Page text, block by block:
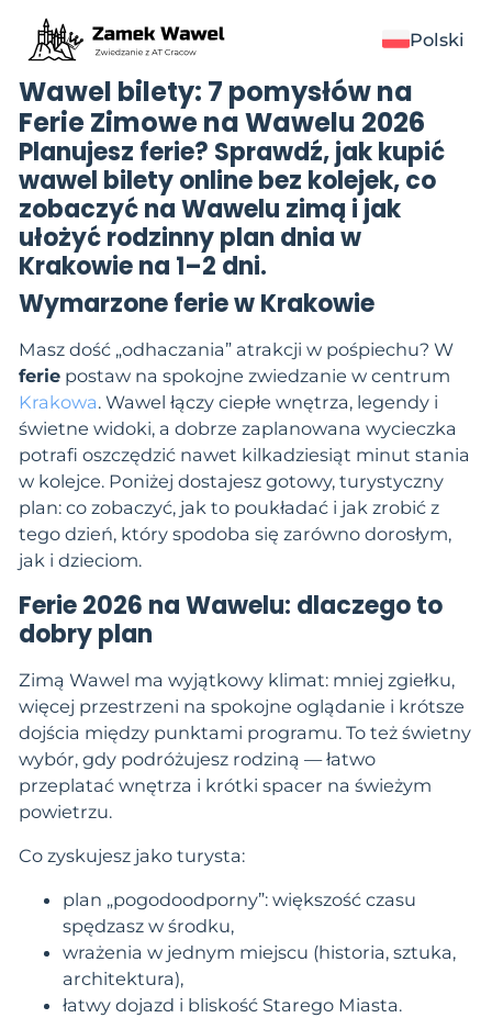
Polski
Wawel bilety: 7 pomysłów na
Ferie Zimowe na Wawelu 2026
Planujesz ferie? Sprawdź, jak kupić
wawel biletyonline bez kolejek, co
zobaczyć na Wawelu zimą i jak
ułożyć rodzinny plan dnia w
Krakowie na 1–2 dni.
Wymarzone ferie w Krakowie
Masz dość „odhaczania” atrakcji w pośpiechu? W
feriepostaw na spokojne zwiedzanie w centrum
Krakowa. Wawel łączy ciepłe wnętrza, legendy i
świetne widoki, a dobrze zaplanowana wycieczka
potrafi oszczędzić nawet kilkadziesiąt minut stania
w kolejce. Poniżej dostajesz gotowy, turystyczny
plan: co zobaczyć, jak to poukładać i jak zrobić z
tego dzień, który spodoba się zarówno dorosłym,
jak i dzieciom.
Ferie 2026 na Wawelu: dlaczego to
dobry plan
Zimą Wawel ma wyjątkowy klimat: mniej zgiełku,
więcej przestrzeni na spokojne oglądanie i krótsze
dojścia między punktami programu. To też świetny
wybór, gdy podróżujesz rodziną — łatwo
przeplatać wnętrza i krótki spacer na świeżym
powietrzu.
Co zyskujesz jako turysta:
plan „pogodoodporny”: większość czasu
spędzasz w środku,
wrażenia w jednym miejscu (historia, sztuka,
architektura),
łatwy dojazd i bliskość Starego Miasta.